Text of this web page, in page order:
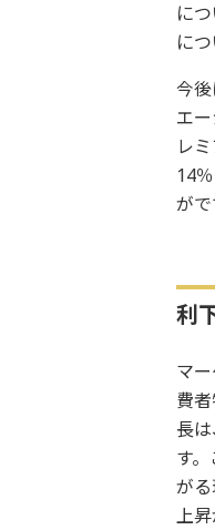
に
に
今
エ
レ
14
がで
利
マ
費
長
す
が
上